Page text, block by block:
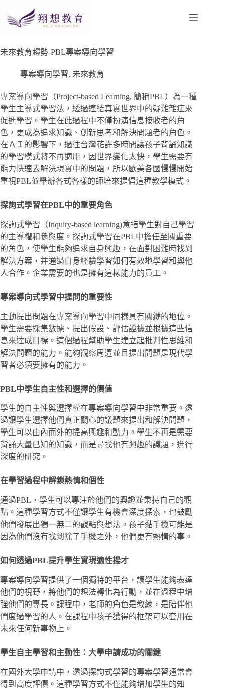
未來教育趨勢-PBL專案導向學習
專案導向學習, 未來教育
專案導向學習（Project-based Learning, 簡稱PBL）為一種
學生主導式學習法，透過連結真實世界中的疑難雜症來
促進學習。學生在此過程中不僅扮演信息接收者的角
色，更成為追求知識、創新思考和解決問題者的角色。
在ＡＩ的影響下，過往台灣花許多時間讓孩子背誦知識
的學習模式將不再適用，因世界變化太快，學生需要有
能力快速去解決現實中的問題，所以歐美各國慢慢開始
重視PBL並舉辦各式各樣的師培來提倡這種教學模式。
探詢式學習在PBL中的重要角色
探詢式學習（Inquiry-based learning)意指學生對自己學習
的主導權和參與度。探詢式學習在PBL中擔任至關重要
的角色，使學生能夠追求自身興趣，在面對困難時找到
解決方案，并通過自身經驗學習如何有效地學習和與他
人合作。企業需要的也是擁有這樣能力的員工。
專案導向式學習中提問的重要性
主動提出問題在專案導向學習中同樣具有關鍵的地位。
學生需要採集數據、提出假設、評估證據並根據這些信
息來達成目標。這個過程幫助學生建立起批判性思維和
解決問題的能力。能夠觀察周遭並且提出問題是現代學
習者必須要擁有的能力。
PBL中學生自主性和選擇的價值
學生的自主性與選擇權在專案導向學習中非常重要。透
過讓學生選擇他們真正關心的議題來提出和解決問題，
學生可以由內而外的提高興趣和動力。學生不再是需要
背誦大量已知的知識，而是尋找他有興趣的議題，進行
深度的研究。
在學習過程中解鎖熱情和個性
通過PBL，學生可以專注於他們的興趣並秉持自己的觀
點。這種學習方式不僅讓學生有機會深度探索，也鼓勵
他們發展出獨一無二的觀點與想法。孩子黏手機可能是
因為他們沒有找到除了手機之外，他們更有熱情的事。
如何透過PBL提升學生實現適性揚才
專案導向學習提供了一個獨特的平台，讓學生能夠表達
他們的視野，將他們的想法轉化為行動，並在過程中增
強他們的專長。課程中，老師的角色是教練，是陪伴他
們度過學習的人。在課程中孩子獲得的框架可以套用在
未來任何新事物上。
學生自主學習和主動性：大學申請成功的關鍵
在國外大學申請中，透過探詢式學習的專案學習通常會
得到高度評價。這種學習方式不僅能夠增加學生的知